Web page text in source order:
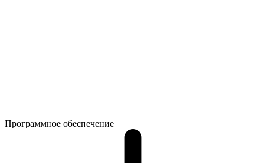
Программное обеспечение